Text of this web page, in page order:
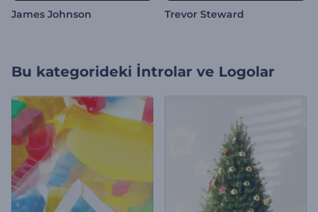
James Johnson Trevor Steward
Bu kategorideki İntrolar ve Logolar